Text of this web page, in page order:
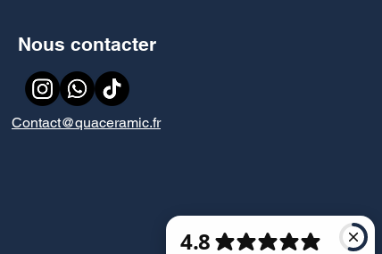
Nous contacter
Contact@quaceramic.fr